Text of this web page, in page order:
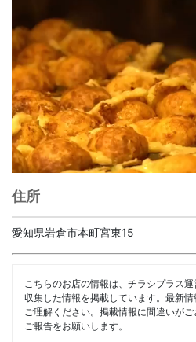
住所
愛知県岩倉市本町宮東15
こちらのお店の情報は、チラシプラス
収集した情報を掲載しています。最新
ご理解ください。掲載情報に間違いが
ご報告をお願いします。